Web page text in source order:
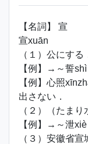
【名詞】 宣
宣xuān
（１）公にす
【例】→～誓shì
【例】心照
出さない．
（２）（たまり
【例】→～泄xiè
（３）安徽省宣